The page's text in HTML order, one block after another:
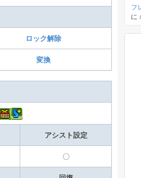
ロック解除
変換
アシスト設定
〇
フ
に